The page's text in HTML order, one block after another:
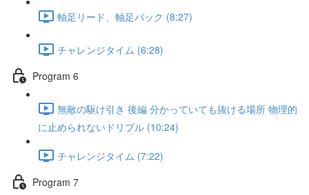
軸足リード、軸足バック (8:27)
チャレンジタイム (6:28)
Program 6
無敵の駆け引き 後編 分かっていても抜ける場所 物理的
に止められないドリブル (10:24)
チャレンジタイム (7:22)
Program 7